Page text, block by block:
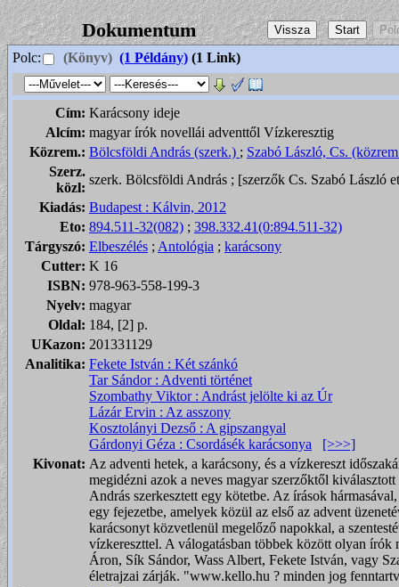
Dokumentum
Polc: (Könyv) (1 Példány) (1 Link)
Cím: Karácsony ideje
Alcím: magyar írók novellái adventtől Vízkeresztig
Közrem.: Bölcsföldi András (szerk.) ; Szabó László, Cs.
Szerz.
közl:
szerk. Bölcsföldi András ; [szerzők Cs. Szabó László
Kiadás: Budapest : Kálvin, 2012
Eto: 894.511-32(082) ; 398.332.41(0:894.511-32)
Tárgyszó: Elbeszélés ; Antológia ; karácsony
Cutter: K 16
ISBN: 978-963-558-199-3
Nyelv: magyar
Oldal: 184, [2] p.
UKazon: 201331129
Analitika: Fekete István : Két szánkó
Tar Sándor : Adventi történet
Szombathy Viktor : Andrást jelölte ki az Úr
Lázár Ervin : Az asszony
Kosztolányi Dezső : A gipszangyal
Gárdonyi Géza : Csordásék karácsonya
[>>>]
Kivonat: Az adventi hetek, a karácsony, és a vízkereszt
megidézni azok a neves magyar szerzőktől
András szerkesztett egy kötetbe. Az írások
egy fejezetbe, amelyek közül az első az advent
karácsonyt közvetlenül megelőző napokkal, a
vízkereszttel. A válogatásban többek között olyan
Áron, Sík Sándor, Wass Albert, Fekete István, vagy
életrajzai zárják. "www.kello.hu ? minden jog